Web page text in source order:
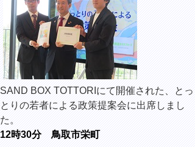
SAND BOX TOTTORIにて開催された、とっ
とりの若者による政策提案会に出席しまし
た。
12時30分 鳥取市栄町